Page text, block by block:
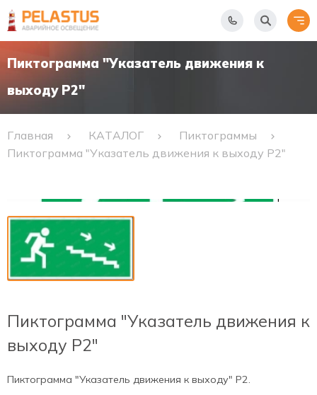
Пиктограмма "Указатель движения к
выходу Р2"
Главная КАТАЛОГ
Пиктограммы
Пиктограмма "Указатель движения к выходу Р2"
Пиктограмма "Указатель движения к
выходу Р2"
Пиктограмма "Указатель движения к выходу" Р2.